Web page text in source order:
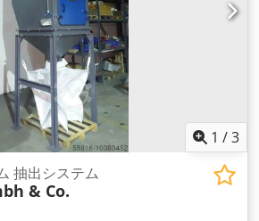
1 /3
抽出システム
& Co.